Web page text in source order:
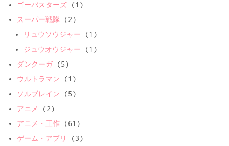
ゴーバスターズ (1)
スーパー戦隊 (2)
リュウソウジャー (1)
ジュウオウジャー (1)
ダンクーガ (5)
ウルトラマン (1)
ソルブレイン (5)
アニメ
(2)
アニメ・工作 (61)
ゲーム・アプリ
(3)